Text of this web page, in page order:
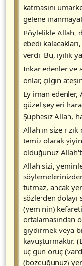
katmasını
gelene
Böylelikle Allah,
ebedi
verdi. Bu, iyilik
İnkar edenler ve
onlar, çılgın
Ey iman edenler,
güzel şeyleri
Şüphesiz Allah,
Allah'ın size
temiz olarak
olduğunuz
Allah sizi,
tutmaz, ancak
sözlerden dolayı
(yeminin)
ortalamasından
giydirmek veya
kavuşturmaktır.
üç gün oruç
(bozduğunuz)